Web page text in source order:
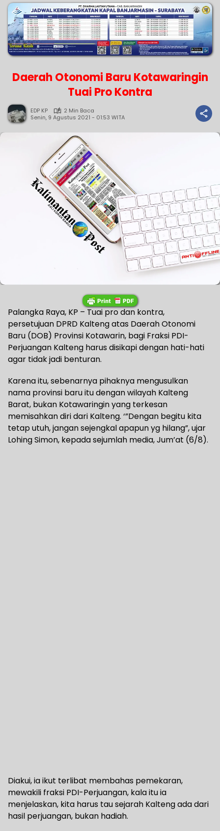
Daerah Otonomi Baru Kotawaringin
Tuai Pro Kontra
EDP KP
2 Min Baca
Senin, 9 Agustus 2021 - 01:53 WITA
Palangka Raya, KP – Tuai pro dan kontra,
persetujuan DPRD Kalteng atas Daerah Otonomi
Baru (DOB) Provinsi Kotawarin, bagi Fraksi PDI-
Perjuangan Kalteng harus disikapi dengan hati-hati
agar tidak jadi benturan.
Karena itu, sebenarnya pihaknya mengusulkan
nama provinsi baru itu dengan wilayah Kalteng
Barat, bukan Kotawaringin yang terkesan
memisahkan diri dari Kalteng. ‘”Dengan begitu kita
tetap utuh, jangan sejengkal apapun yg hilang”, ujar
Lohing Simon, kepada sejumlah media, Jum’at (6/8).
Diakui, ia ikut terlibat membahas pemekaran,
mewakili fraksi PDI-Perjuangan, kala itu ia
menjelaskan, kita harus tau sejarah Kalteng ada dari
hasil perjuangan, bukan hadiah.